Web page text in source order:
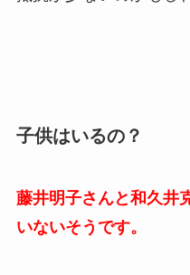
子供はいるの？
藤井明子さんと和久井
いないそうです。